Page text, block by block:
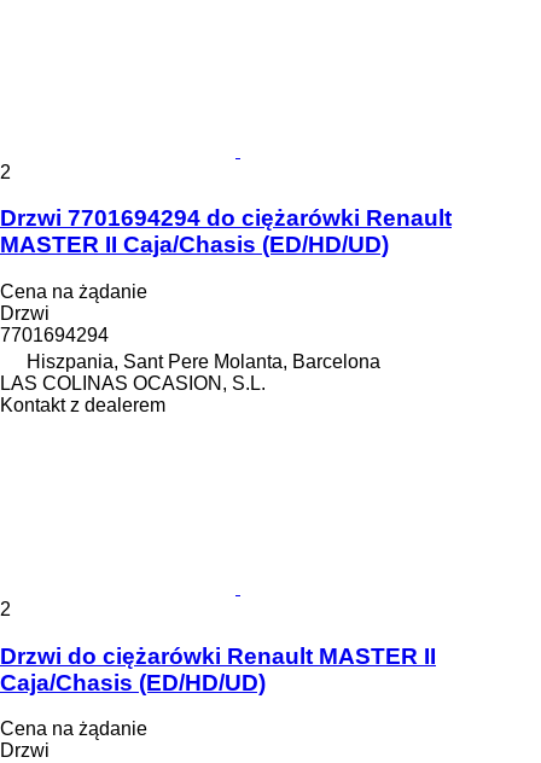
2
Drzwi 7701694294 do ciężarówki Renault
MASTER II Caja/Chasis (ED/HD/UD)
Cena na żądanie
Drzwi
7701694294
Hiszpania, Sant Pere Molanta, Barcelona
LAS COLINAS OCASION, S.L.
Kontakt z dealerem
2
Drzwi do ciężarówki Renault MASTER II
Caja/Chasis (ED/HD/UD)
Cena na żądanie
Drzwi